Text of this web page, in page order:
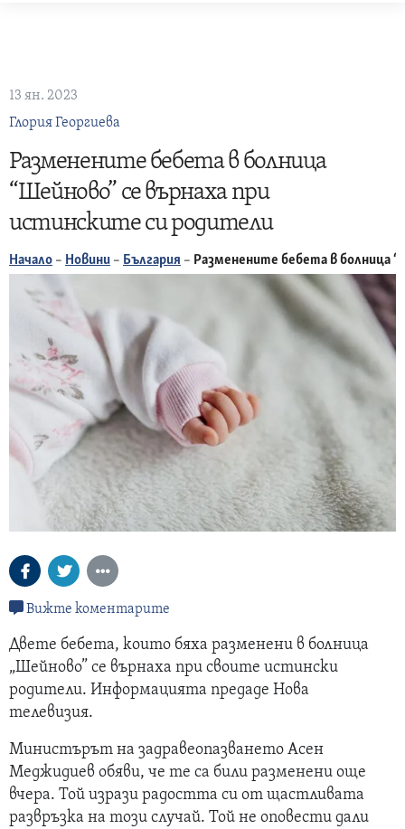
13 ян. 2023
Глория Георгиева
Разменените бебета в болница
“Шейново” се върнаха при
истинските си родители
Начало – Новини – България – Разменените бебета в болница
Вижте коментарите
Двете бебета, които бяха разменени в болница
„Шейново” се върнаха при своите истински
родители. Информацията предаде Нова
телевизия.
Министърът на задравеопазването Асен
Меджидиев обяви, че те са били разменени още
вчера. Той изрази радостта си от щастливата
развръзка на този случай. Той не оповести дали